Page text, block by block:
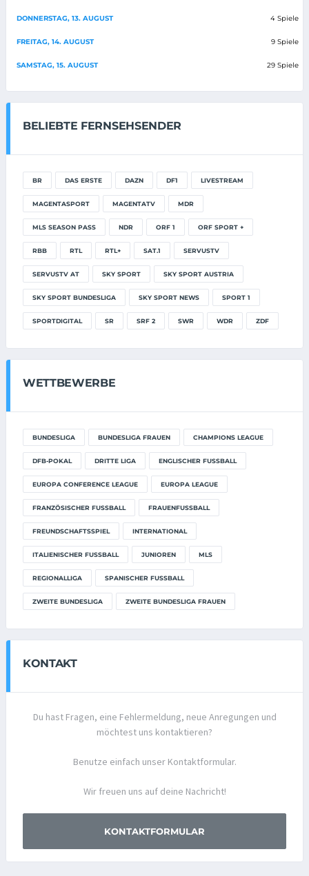
DONNERSTAG, 13. AUGUST 4 Spiele
FREITAG, 14. AUGUST 9 Spiele
SAMSTAG, 15. AUGUST 29 Spiele
BELIEBTE FERNSEHSENDER
BR DAS ERSTE DAZN DF1 LIVESTREAM
MAGENTASPORT MAGENTATV MDR
MLS SEASON PASS NDR ORF 1 ORF SPORT +
RBB RTL RTL+ SAT.1 SERVUSTV
SERVUSTV AT SKY SPORT SKY SPORT AUSTRIA
SKY SPORT BUNDESLIGA SKY SPORT NEWS SPORT 1
SPORTDIGITAL SR SRF 2 SWR WDR ZDF
WETTBEWERBE
BUNDESLIGA BUNDESLIGA FRAUEN CHAMPIONS LEAGUE
DFB-POKAL DRITTE LIGA ENGLISCHER FUSSBALL
EUROPA CONFERENCE LEAGUE EUROPA LEAGUE
FRANZÖSISCHER FUSSBALL FRAUENFUSSBALL
FREUNDSCHAFTSSPIEL INTERNATIONAL
ITALIENISCHER FUSSBALL JUNIOREN MLS
REGIONALLIGA SPANISCHER FUSSBALL
ZWEITE BUNDESLIGA ZWEITE BUNDESLIGA FRAUEN
KONTAKT
Du hast Fragen, eine Fehlermeldung, neue Anregungen und
möchtest uns kontaktieren?
Benutze einfach unser Kontaktformular.
Wir freuen uns auf deine Nachricht!
KONTAKTFORMULAR